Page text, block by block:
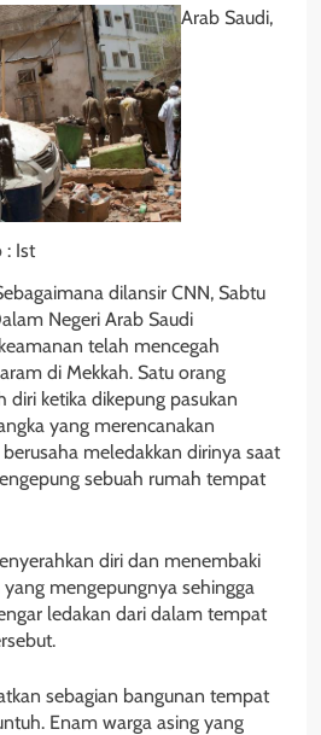
: Ist
Arab Saudi,
dilansir CNN, Sabtu
Negeri Arab Saudi
telah mencegah
di Mekkah. Satu orang
diri ketika dikepung pasukan
yang merencanakan
meledakkan dirinya saat
sebuah rumah tempat
diri dan menembaki
mengepungnya sehingga
ledakan dari dalam tempat
sebagian bangunan tempat
Enam warga asing yang